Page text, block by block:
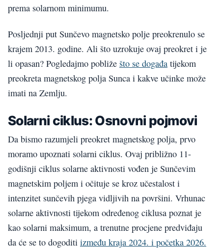
prema solarnom minimumu.
Posljednji put Sunčevo magnetsko polje preokrenulo se
krajem 2013. godine. Ali što uzrokuje ovaj preokret i je
li opasan? Pogledajmo pobliže što se događa tijekom
preokreta magnetskog polja Sunca i kakve učinke može
imati na Zemlju.
Solarni ciklus: Osnovni pojmovi
Da bismo razumjeli preokret magnetskog polja, prvo
moramo upoznati solarni ciklus. Ovaj približno 11-
godišnji ciklus solarne aktivnosti vođen je Sunčevim
magnetskim poljem i očituje se kroz učestalost i
intenzitet sunčevih pjega vidljivih na površini. Vrhunac
solarne aktivnosti tijekom određenog ciklusa poznat je
kao solarni maksimum, a trenutne procjene predviđaju
da će se to dogoditi između kraja 2024. i početka 2026.